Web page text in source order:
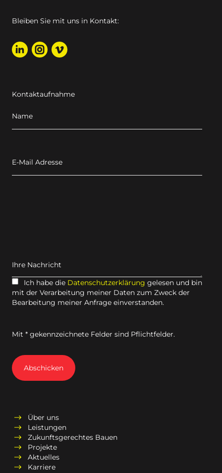
Bleiben Sie mit uns in Kontakt:
Kontaktaufnahme
Name
E-Mail Adresse
Ihre Nachricht
Ich habe die Datenschutzerklärung gelesen und bin
mit der Verarbeitung meiner Daten zum Zweck der
Bearbeitung meiner Anfrage einverstanden.
Mit * gekennzeichnete Felder sind Pflichtfelder.
Abschicken
Über uns
Leistungen
Zukunftsgerechtes Bauen
Projekte
Aktuelles
Karriere